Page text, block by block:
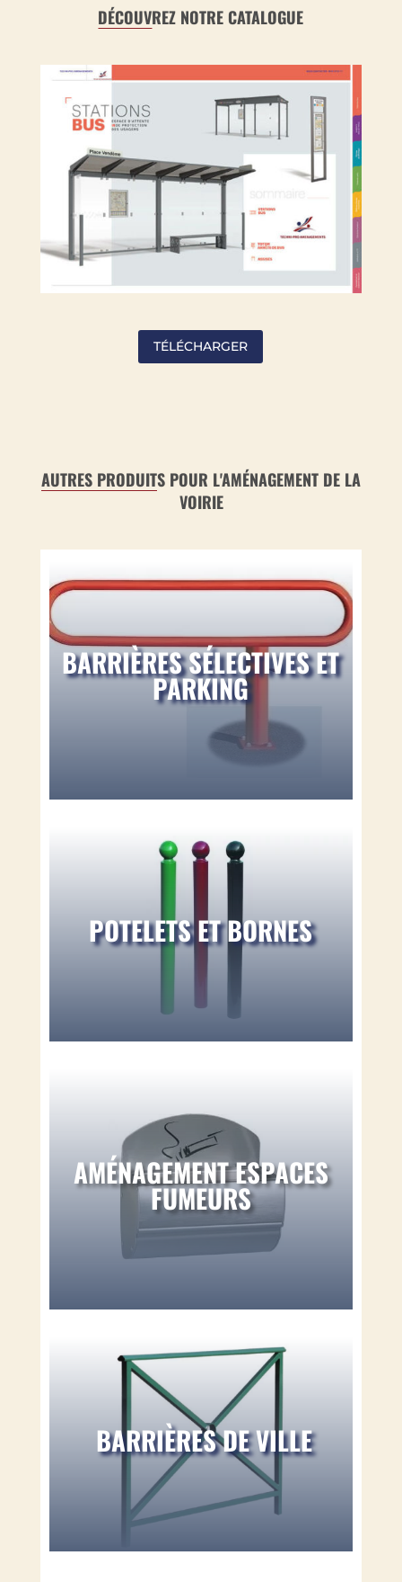
DÉCOUVREZ NOTRE CATALOGUE
TÉLÉCHARGER
AUTRES PRODUITS POUR L'AMÉNAGEMENT DE LA
VOIRIE
BARRIÈRES SÉLECTIVES ET
PARKING
POTELETS ET BORNES
AMÉNAGEMENT ESPACES
FUMEURS
BARRIÈRES DE VILLE